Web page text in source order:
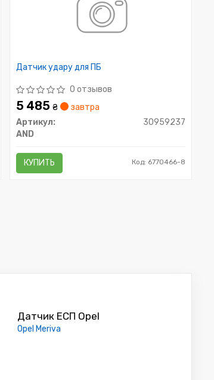
Датчик удару для ПБ
0 отзывов
5 485₴
завтра
Артикул:
30959237
AND
КУПИТЬ Код: 6770466-8
Датчик ЕСП Opel
Opel Meriva